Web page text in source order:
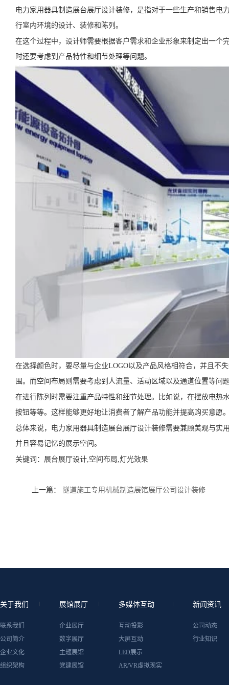
电力家用器具制造展台展厅设计装修，是指对于一些生产和销售
行室内环境的设计、装修和陈列。
在这个过程中，设计师需要根据客户需求和企业形象来制定出一
时还要考虑到产品特性和细节处理等问题。
在选择颜色时，要尽量与企业LOGO以及产品风格相符合，并且不
围。而空间布局则需要考虑到人流量、活动区域以及通道位置等问
在进行陈列时需要注重产品特性和细节处理。比如说，在摆放电
按钮等等。这样能够更好地让消费者了解产品功能并提高购买意愿
总体来说，电力家用器具制造展台展厅设计装修需要兼顾美观与
并且容易记忆的展示空间。
关键词： 展台展厅设计,空间布局,灯光效果
上一篇： 隧道施工专用机械制造展馆展厅公司设计装修
关于我们
联系我们
公司简介
企业文化
组织架构
展馆展厅
企业展厅
数字展厅
主题展馆
党建展馆
多媒体互动
互动投影
大屏互动
LED展示
AR/VR虚拟现实
新闻资讯
公司动态
行业知识